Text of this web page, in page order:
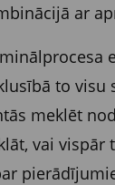
ar
to
meklēt
vai